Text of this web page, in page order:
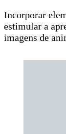
Incorporar
estimular a
imagens de